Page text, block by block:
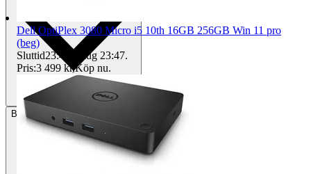
Betalning Via Tradera
Dell OptiPlex 3080 Micro i5 10th 16GB 256GB Win 11 pro
(beg)
Sluttid23:47 6 aug 23:47.
Pris:3 499 kr,Köp nu.